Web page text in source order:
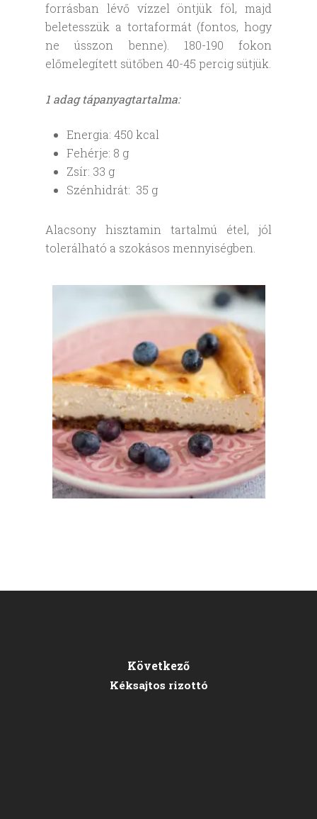
forrásban lévő vízzel öntjük föl, majd
beletesszük a tortaformát (fontos, hogy
ne ússzon benne). 180-190 fokon
előmelegített sütőben 40-45 percig sütjük.
1 adag tápanyagtartalma:
Energia: 450 kcal
Fehérje: 8 g
Zsír: 33 g
Szénhidrát: 35 g
Alacsony hisztamin tartalmú étel, jól
tolerálható a szokásos mennyiségben.
Következő
Kéksajtos rizottó